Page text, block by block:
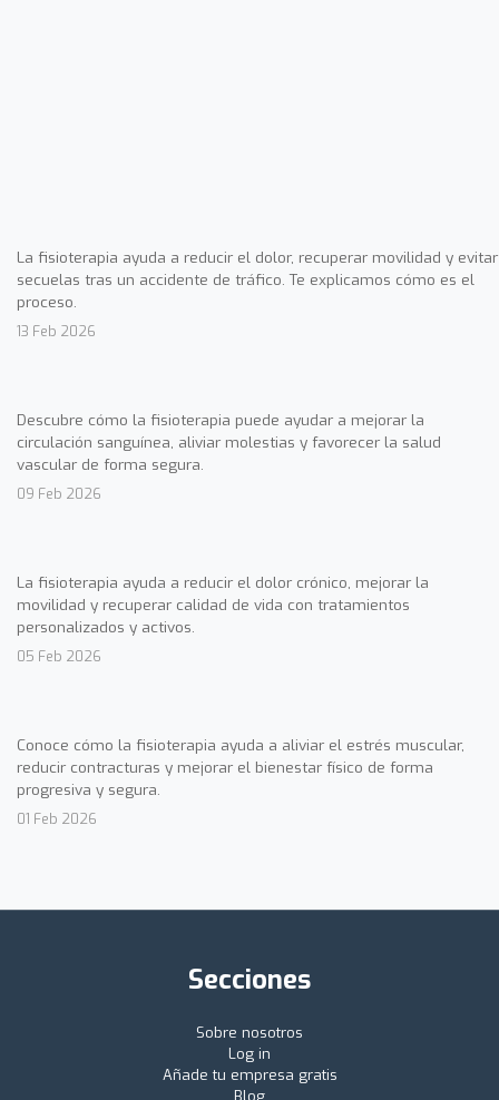
La fisioterapia ayuda a reducir el dolor, recuperar movilidad y evitar
secuelas tras un accidente de tráfico. Te explicamos cómo es el
proceso.
13 Feb 2026
Descubre cómo la fisioterapia puede ayudar a mejorar la
circulación sanguínea, aliviar molestias y favorecer la salud
vascular de forma segura.
09 Feb 2026
La fisioterapia ayuda a reducir el dolor crónico, mejorar la
movilidad y recuperar calidad de vida con tratamientos
personalizados y activos.
05 Feb 2026
Conoce cómo la fisioterapia ayuda a aliviar el estrés muscular,
reducir contracturas y mejorar el bienestar físico de forma
progresiva y segura.
01 Feb 2026
Secciones
Sobre nosotros
Log in
Añade tu empresa gratis
Blog